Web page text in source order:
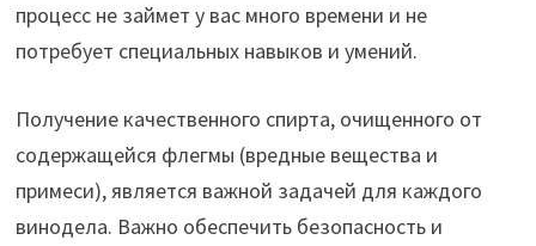
процесс не займет у вас много времени и не
потребует специальных навыков и умений.
Получение качественного спирта, очищенного от
содержащейся флегмы (вредные вещества и
примеси), является важной задачей для каждого
винодела. Важно обеспечить безопасность и